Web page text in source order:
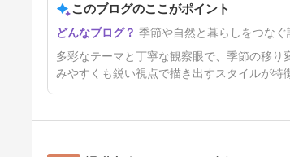
三角乗り
20日前
このブログのここがポイント
季節や自然と暮らしをつなぐ
多彩なテーマと丁寧な観察眼で、季節の移
みやすくも鋭い視点で描き出すスタイルが特